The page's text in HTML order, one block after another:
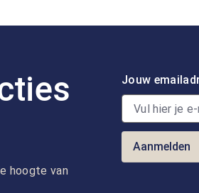
hoogte van
Jouw
Aanmelden